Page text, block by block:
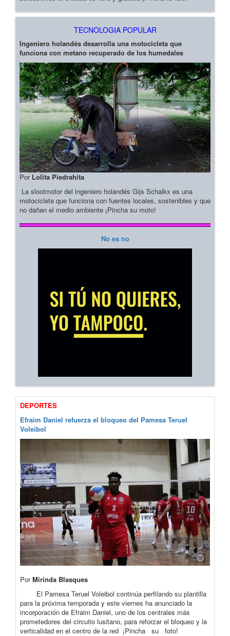
TECNOLOGIA POPULAR
Ingeniero holandés desarrolla una motocicleta que
funciona con metano recuperado de los humedales
Por Lolita Piedrahita
La slootmotor del ingeniero holandés Gijs Schalkx es una
motocicleta que funciona con fuentes locales, sostenibles y que
no dañan el medio ambiente ¡Pincha su moto!
No es no
DEPORTES
Efraim Daniel refuerza el bloqueo del Pamesa Teruel
Voleibol
PorMirinda Blasques
El Pamesa Teruel Voleibol continúa perfilando su plantilla
para la próxima temporada y este viernes ha anunciado la
incorporación de Efraim Daniel, uno de los centrales más
prometedores del circuito lusitano, para reforzar el bloqueo y la
verticalidad en el centro de la red ¡Pincha su foto!